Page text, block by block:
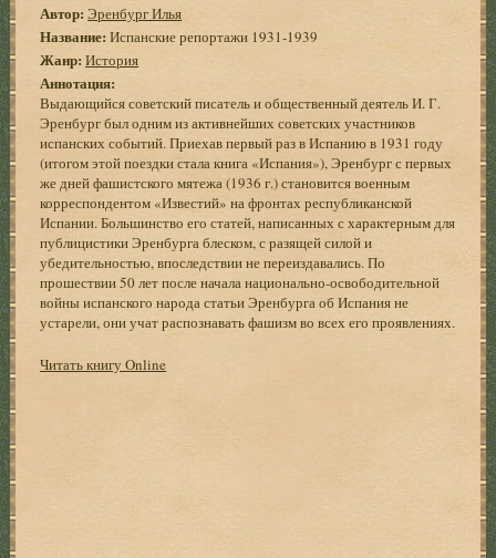
Автор: Эренбург Илья
Название: Испанские репортажи 1931-1939
Жанр: История
Аннотация:
Выдающийся советский писатель и общественный деятель И. Г.
Эренбург был одним из активнейших советских участников
испанских событий. Приехав первый раз в Испанию в 1931 году
(итогом этой поездки стала книга «Испания»), Эренбург с первых
же дней фашистского мятежа (1936 г.) становится военным
корреспондентом «Известий» на фронтах республиканской
Испании. Большинство его статей, написанных с характерным для
публицистики Эренбурга блеском, с разящей силой и
убедительностью, впоследствии не переиздавались. По
прошествии 50 лет после начала национально-освободительной
войны испанского народа статьи Эренбурга об Испания не
устарели, они учат распознавать фашизм во всех его проявлениях.
Читать книгу Online